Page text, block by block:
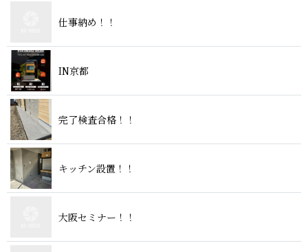
仕事 納 め ！ ！
I N 京 都
完了検査 合 格 ！ ！
キッチン 設 置 ！ ！
大阪セミ ナ ー ！ ！